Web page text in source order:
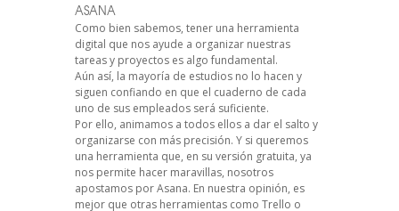
ASANA
Como bien sabemos, tener una herramienta
digital que nos ayude a organizar nuestras
tareas y proyectos es algo fundamental.
Aún así, la mayoría de estudios no lo hacen y
siguen confiando en que el cuaderno de cada
uno de sus empleados será suficiente.
Por ello, animamos a todos ellos a dar el salto y
organizarse con más precisión. Y si queremos
una herramienta que, en su versión gratuita, ya
nos permite hacer maravillas, nosotros
apostamos por Asana. En nuestra opinión, es
mejor que otras herramientas como Trello o